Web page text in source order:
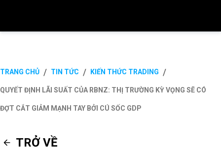
TRANG CHỦ / TIN TỨC / KIẾN THỨC TRADING /
QUYẾT ĐỊNH LÃI SUẤT CỦA RBNZ: THỊ TRƯỜNG KỲ VỌNG SẼ CÓ
ĐỢT CẮT GIẢM MẠNH TAY BỞI CÚ SỐC GDP
TRỞ VỀ